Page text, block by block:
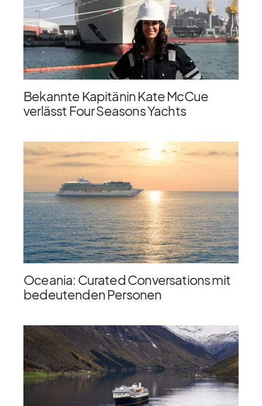
Bekannte Kapitänin Kate McCue
verlässt Four Seasons Yachts
Oceania: Curated Conversations mit
bedeutenden Personen